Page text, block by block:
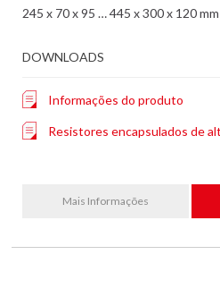
245 x 70 x 95 … 445 x 300 x 120 mm
DOWNLOADS
Informações do produto
Resistores encapsulados de
Mais Informações